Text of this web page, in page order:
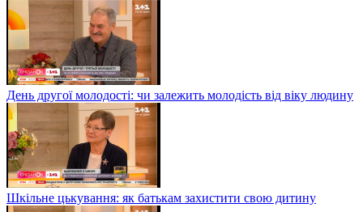
День другої молодості: чи залежить молодість від віку людину
Шкільне цькування: як батькам захистити свою дитину